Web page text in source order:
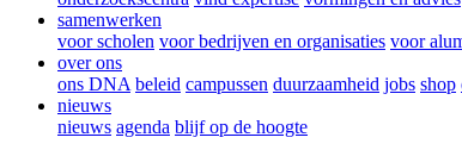
samenwerken
voor scholen voor bedrijven en organisaties voor
over ons
ons DNA beleid campussen duurzaamheid jobs shop
nieuws
nieuws agenda blijf op de hoogte